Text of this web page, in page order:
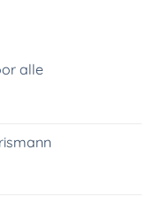
alle